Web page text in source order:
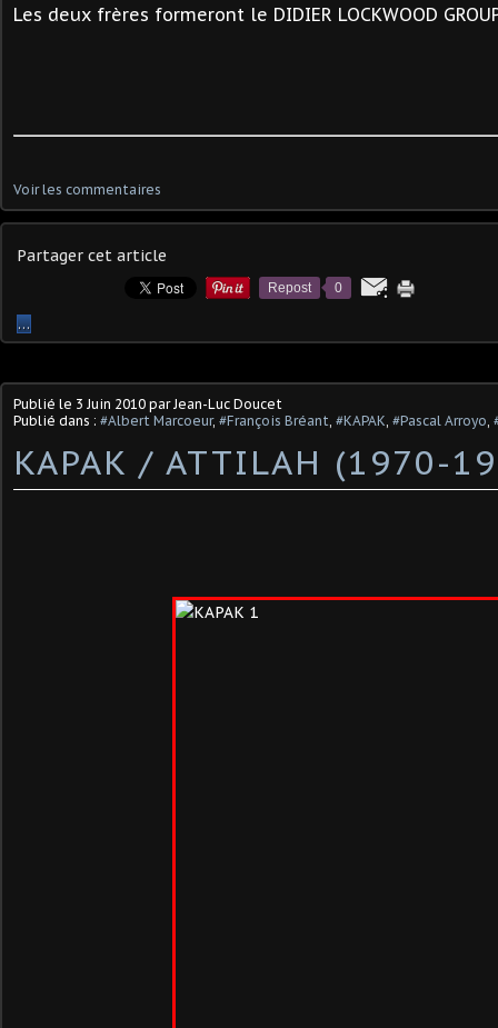
Les deux frères formeront le DIDIER LOCKWOOD
Voir les commentaires
Partager cet article
Repost 0
…
Publié le 3 Juin 2010 par Jean-Luc Doucet
Publié dans : #Albert Marcoeur, #François Bréant, #KAPAK, #Pascal Arroyo,
KAPAK / ATTILAH (1970-